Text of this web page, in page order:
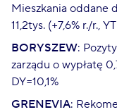
Mieszkania oddane
11,2tys. (+7,6% r./r.,
BORYSZEW:
zarządu o wypłatę
DY=10,1%
GRENEVIA: